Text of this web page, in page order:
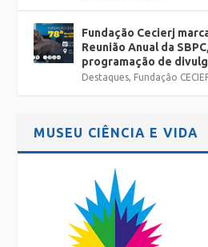
Fundação Cecierj
Reunião Anual da
programação de
Destaques, Fundação
MUSEU CIÊNCIA E VIDA